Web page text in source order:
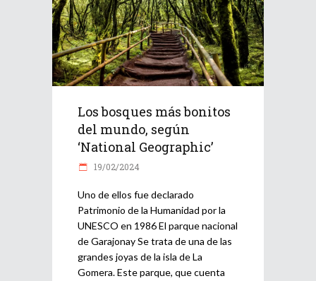
Los bosques más bonitos
del mundo, según
‘National Geographic’
19/02/2024
Uno de ellos fue declarado
Patrimonio de la Humanidad por la
UNESCO en 1986 El parque nacional
de Garajonay Se trata de una de las
grandes joyas de la isla de La
Gomera. Este parque, que cuenta